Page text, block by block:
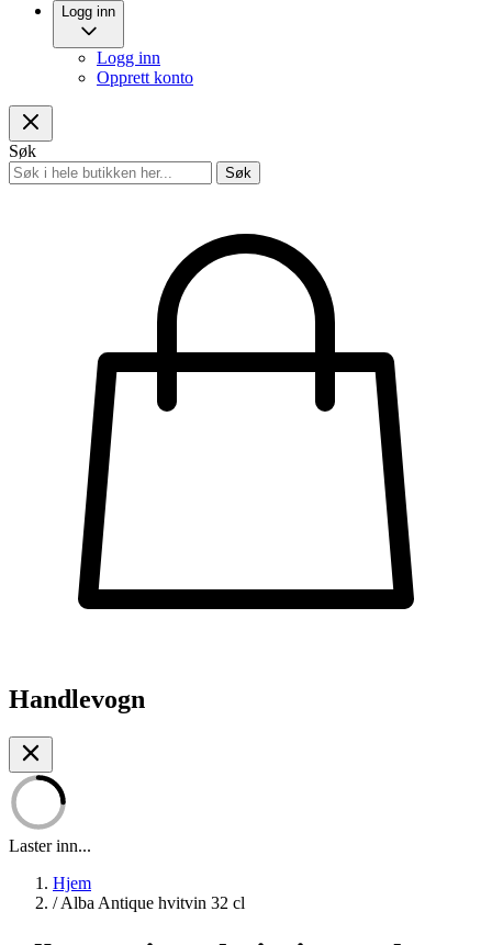
Logg inn
Logg inn
Opprett konto
Søk
Søk
Handlevogn
Laster inn...
Hjem
/ Alba Antique hvitvin 32 cl